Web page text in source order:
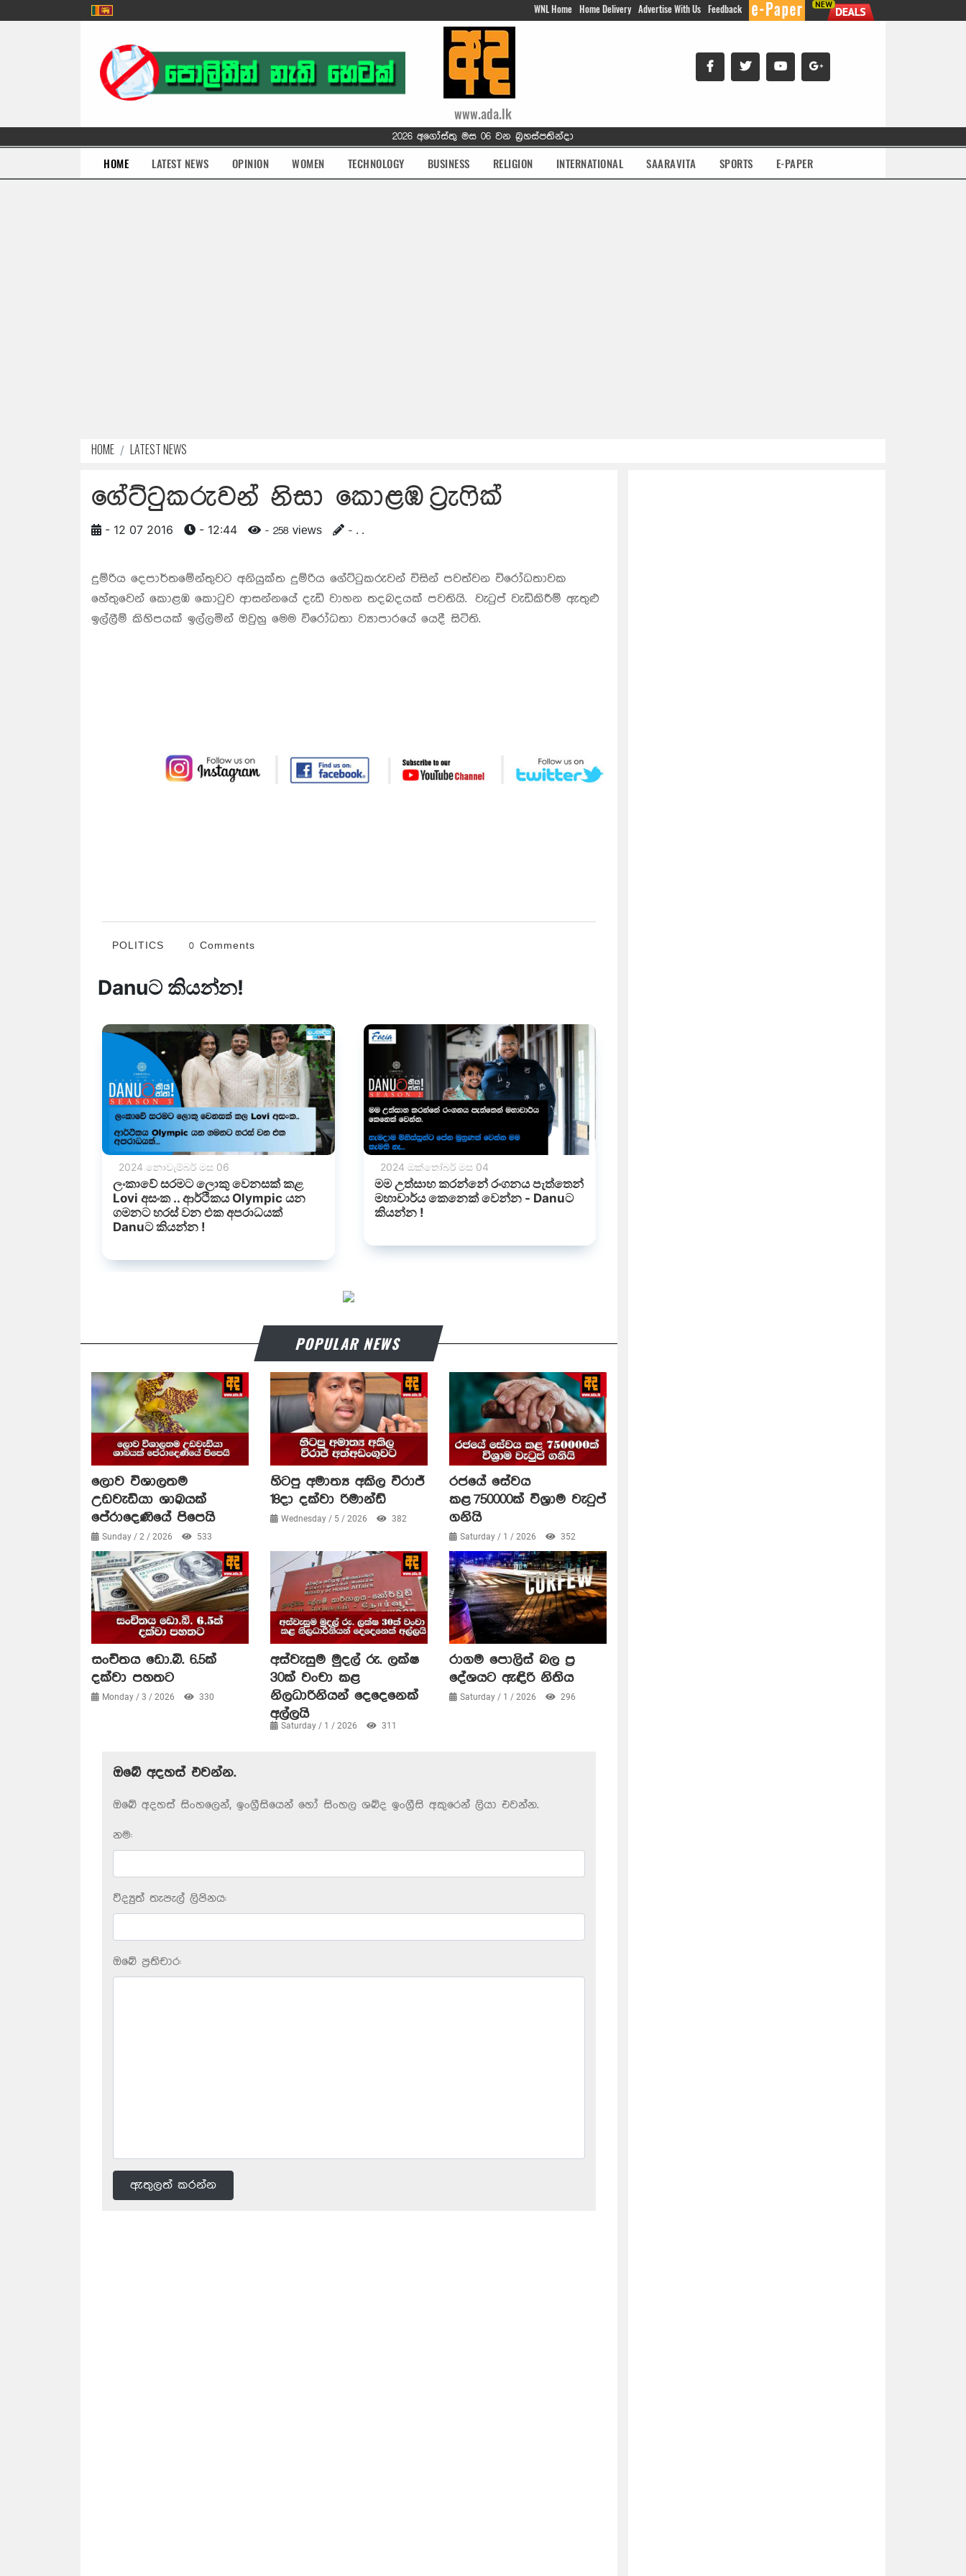
WNL Home Home Delivery Advertise With Us Feedback
www.ada.lk
2026 අගෝස්තු මස 06 වන බ්‍රහස්පතින්දා
HOME(current)LATEST NEWS OPINION WOMEN TECHNOLOGY BUSINESS RELIGION INTERNATIONAL SAARAVITA SPORTS E-PAPER
HOME LATEST NEWS
ගේට්ටුකරුවන් නිසා කොළඹ ට්‍රැෆික්
- 12 07 2016 - 12:44 - 258 views - . .
දුම්රිය දෙපාර්තමේන්තුවට අනියුක්ත දුම්රිය ගේට්ටුකරුවන් විසින් පවත්වන විරෝධතාවක
හේතුවෙන් කොළඹ කොටුව ආසන්නයේ දැඩි වාහන තදබදයක් පවතියි. වැටුප් වැඩිකිරීම් ඇතුළු
ඉල්ලීම් කිහිපයක් ඉල්ලමින් ඔවුහු මෙම විරෝධතා ව්‍යාපාරයේ යෙදී සිටිති.
POLITICS 0 Comments
POPULAR NEWS
ලොව විශාලතම
උඩවැඩියා ශාඛයක්
පේරාදෙණියේ පිපෙයි
Sunday / 2 / 2026 533
හිටපු අමාත්‍ය අකිල විරාජ්
18දා දක්වා රිමාන්ඩ්
Wednesday / 5 / 2026 382
රජයේ සේවය
කළ 750000ක් විශ්‍රාම වැටුප්
ගනියි
Saturday / 1 / 2026 352
සංචිතය ඩො.බි. 6.5ක්
දක්වා පහතට
Monday / 3 / 2026 330
අස්වැසුම මුදල් රු. ලක්ෂ
30ක් වංචා කළ
නිලධාරිනියන් දෙදෙනෙක්
අල්ලයි
Saturday / 1 / 2026 311
රාගම පොලිස් බල ප්‍ර
දේශයට ඇඳිරි නිතිය
Saturday / 1 / 2026 296
ඔබේ අදහස් එවන්න.
ඔබේ අදහස් සිංහලෙන්, ඉංග්‍රීසියෙන් හෝ සිංහල ශබ්ද ඉංග්‍රීසි අකුරෙන් ලියා එවන්න.
නම:
විද්‍යුත් තැපැල් ලිපිනය:
ඔබේ ප‍්‍රතිචාර:
ඇතුලත් කරන්න